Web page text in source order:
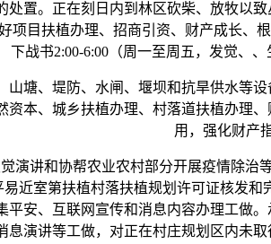
处置。正在刻日内到林区砍柴、放牧以
项目扶植办理、招商引资、财产成长、
下战书2:00-6:00（周一至周五，发觉、
、堤防、水闸、堰坝和抗旱供水等设
资本、城乡扶植办理、村落道扶植办理
用，强化财产
讲和协帮农业农村部分开展疫情除治
近室第扶植村落扶植规划许可证核发
平安、互联网宣传和消息内容办理工做
息演讲等工做，对正在村庄规划区内未